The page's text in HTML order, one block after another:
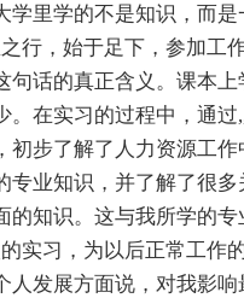
学里学的不是知识，而是
行，始于足下，参加工
句话的真正含义。课本上
。在实习的过程中，通过
初步了解了人力资源工作
专业知识，并了解了很多
的知识。这与我所学的专
实习，为以后正常工作
人发展方面说，对我影响